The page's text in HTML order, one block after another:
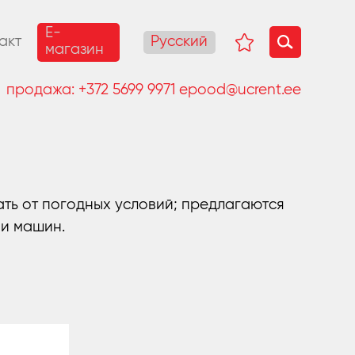
E-
магазин
Русский
продажа: +372 5699 9971 epood@ucrent.ee
от погодных условий; предлагаются
и машин.